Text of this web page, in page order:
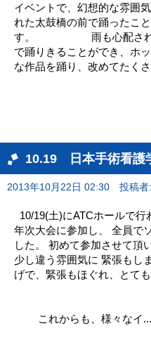
イベントで、幻想的な雰囲
れた太鼓橋の前で踊ったこ
す。 雨も心配されて
で踊りきることができ、ホ
な作品を踊り、改めてたく
10.19 日本手術看護
2013年10月22日 02:30 投稿者
10/19(土)にATCホールで
年次大会に参加し、 全員で
した。 初めて参加させて頂
少し違う雰囲気に 緊張もし
げで、緊張もほぐれ、とて
これからも、様々なイ...